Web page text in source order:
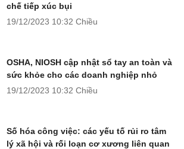
chế tiếp xúc bụi
19/12/2023 10:32 Chiều
OSHA, NIOSH cập nhật sổ tay an toàn và
sức khỏe cho các doanh nghiệp nhỏ
19/12/2023 10:32 Chiều
Số hóa công việc: các yếu tố rủi ro tâm
lý xã hội và rối loạn cơ xương liên quan